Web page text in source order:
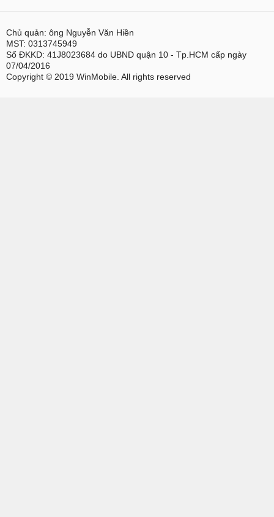
Chủ quản: ông Nguyễn Văn Hiền
MST: 0313745949
Số ĐKKD: 41J8023684 do UBND quận 10 - Tp.HCM cấp ngày
07/04/2016
Copyright © 2019 WinMobile. All rights reserved